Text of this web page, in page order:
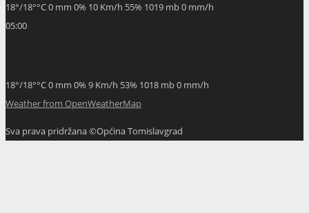
18°/18°°C0 mm 0% 10 Km/h 55% 1019 mb0 mm/h
05:00
18°/18°°C0 mm 0% 9 Km/h 53% 1018 mb0 mm/h
Weather from OpenWeatherMap
Sva prava pridržana ©Općina Tomislavgrad